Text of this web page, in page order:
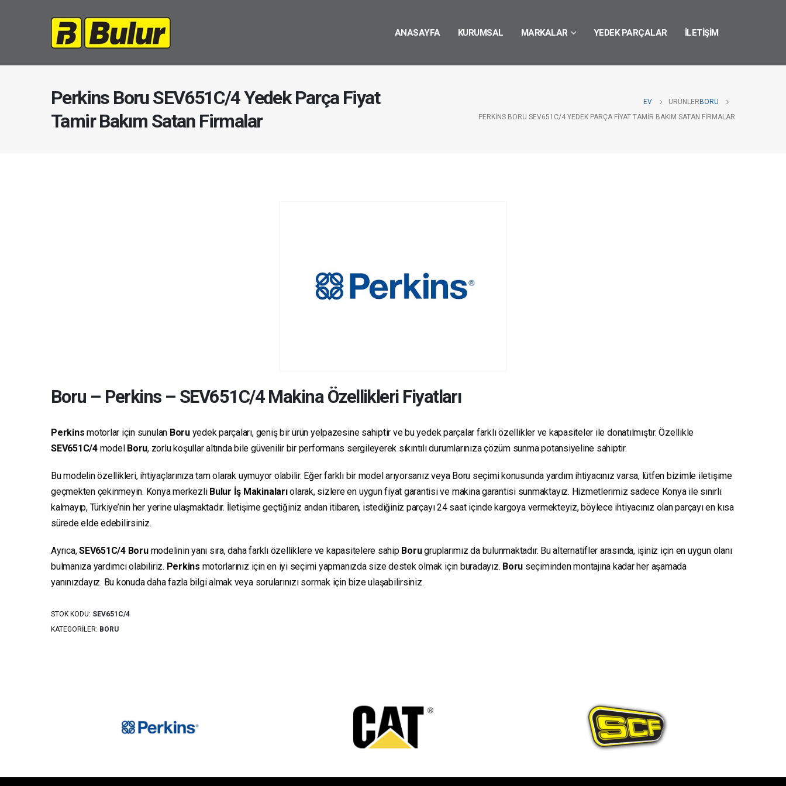
ANASAYFA KURUMSAL MARKALAR YEDEK PARÇALAR İLETIŞIM
Perkins Boru SEV651C/4 Yedek Parça Fiyat
Tamir Bakım Satan Firmalar
EV ÜRÜNLER BORU
PERKINS BORU SEV651C/4 YEDEK PARÇA FIYAT TAMIR BAKIM SATAN FIRMALAR
Boru – Perkins– SEV651C/4Makina Özellikleri Fiyatları
Perkins motorlar için sunulan Boruyedek parçaları, geniş bir ürün yelpazesine sahiptir ve bu yedek parçalar farklı özellikler ve kapasiteler ile donatılmıştır. Özellikle
SEV651C/4model Boru, zorlu koşullar altında bile güvenilir bir performans sergileyerek sıkıntılı durumlarınıza çözüm sunma potansiyeline sahiptir.
Bu modelin özellikleri, ihtiyaçlarınıza tam olarak uymuyor olabilir. Eğer farklı bir model arıyorsanız veya Boru seçimi konusunda yardım ihtiyacınız varsa, lütfen bizimle iletişime
geçmekten çekinmeyin. Konya merkezli Bulur İş Makinalarıolarak, sizlere en uygun fiyat garantisi ve makina garantisi sunmaktayız. Hizmetlerimiz sadece Konya ile sınırlı
kalmayıp, Türkiye’nin her yerine ulaşmaktadır. İletişime geçtiğiniz andan itibaren, istediğiniz parçayı 24 saat içinde kargoya vermekteyiz, böylece ihtiyacınız olan parçayı en kısa
sürede elde edebilirsiniz.
Ayrıca,SEV651C/4 Borumodelinin yanı sıra, daha farklı özelliklere ve kapasitelere sahip Borugruplarımız da bulunmaktadır. Bu alternatifler arasında, işiniz için en uygun olanı
bulmanıza yardımcı olabiliriz. Perkins motorlarınız için en iyi seçimi yapmanızda size destek olmak için buradayız. Boru seçiminden montajına kadar her aşamada
yanınızdayız. Bu konuda daha fazla bilgi almak veya sorularınızı sormak için bize ulaşabilirsiniz.
STOK KODU: SEV651C/4
KATEGORILER: BORU